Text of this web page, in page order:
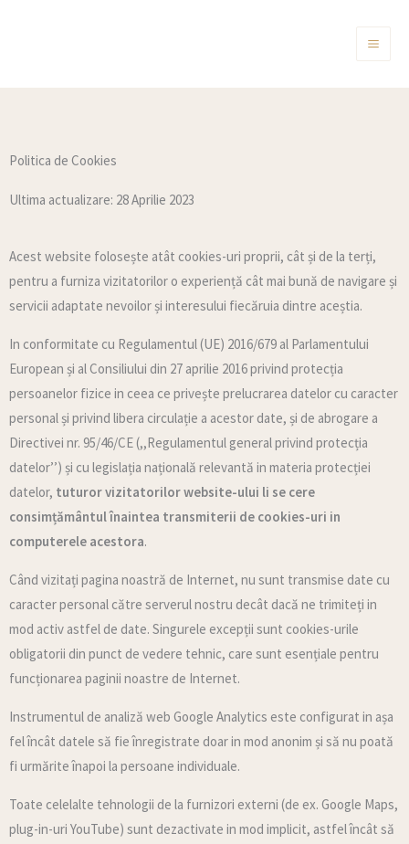
Politica de Cookies
Ultima actualizare: 28 Aprilie 2023
Acest website folosește atât cookies-uri proprii, cât și de la terți,
pentru a furniza vizitatorilor o experiență cât mai bună de navigare și
servicii adaptate nevoilor și interesului fiecăruia dintre aceștia.
In conformitate cu Regulamentul (UE) 2016/679 al Parlamentului
European și al Consiliului din 27 aprilie 2016 privind protecția
persoanelor fizice in ceea ce privește prelucrarea datelor cu caracter
personal și privind libera circulație a acestor date, și de abrogare a
Directivei nr. 95/46/CE (,,Regulamentul general privind protecția
datelor’’) și cu legislația națională relevantă in materia protecției
datelor, tuturor vizitatorilor website-ului li se cere
consimțământul înaintea transmiterii de cookies-uri in
computerele acestora.
Când vizitați pagina noastră de Internet, nu sunt transmise date cu
caracter personal către serverul nostru decât dacă ne trimiteți in
mod activ astfel de date. Singurele excepții sunt cookies-urile
obligatorii din punct de vedere tehnic, care sunt esențiale pentru
funcționarea paginii noastre de Internet.
Instrumentul de analiză web Google Analytics este configurat in așa
fel încât datele să fie înregistrate doar in mod anonim și să nu poată
fi urmărite înapoi la persoane individuale.
Toate celelalte tehnologii de la furnizori externi (de ex. Google Maps,
plug-in-uri YouTube) sunt dezactivate in mod implicit, astfel încât să